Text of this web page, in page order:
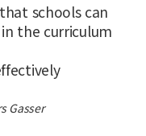
schools can
the curriculum
Gasser